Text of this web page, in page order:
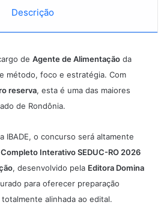
Descrição
de Agente de Alimentação da
método, foco e estratégia. Com
reserva, esta é uma das maiores
de Rondônia.
IBADE, o concurso será altamente
Interativo SEDUC-RO 2026
, desenvolvido pela Editora Domina
para oferecer preparação
alinhada ao edital.